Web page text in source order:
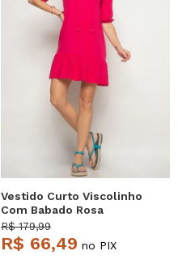
Vestido Curto Viscolinho
Com Babado Rosa
Salvatore
R$ 179,99
R$ 66,49 no PIX